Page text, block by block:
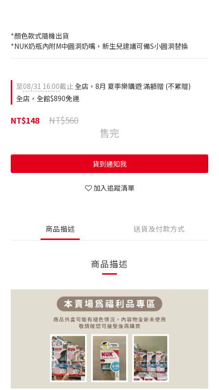
*顏色款式隨機出貨
*NUK奶瓶內附M中圓洞奶嘴，新生兒建議可備S小圓洞替換
至08/31 16:00截止全店，8月 夏季樂購遊 滿額贈 (不累贈)
全店，全館$890免運
NT$148 NT$560
售完
貨到通知我
加入追蹤清單
商品描述 送貨及付款方式
商品描述